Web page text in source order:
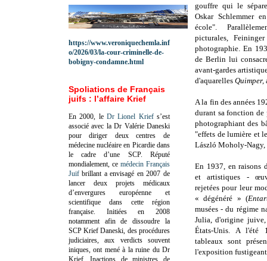
gouffre qui le
Oskar Schlemmer
école".
picturales,
photographie. En
de Berlin lui
avant-gardes
d'aquarelles Quimper,
A la fin des années
durant sa fonction de
photographiant des
"effets de lumière et
László Moholy-Nagy,
En 1937, en raisons
et artistiques -
rejetées pour leur
« dégénéré » (
musées - du régime
Julia, d'origine
États-Unis. A l'été
tableaux sont
l'exposition
https://www.veroniquechemla.inf
o/2026/03/la-cour-criminelle-de-
bobigny-condamne.html
Spoliations de Français
juifs : l’affaire Krief
En 2000, le Dr Lionel Kriefs’est
associé avec la Dr Valérie Daneski
pour diriger deux centres de
médecine nucléaire en Picardie dans
le cadre d’une SCP. Réputé
mondialement, ce médecin Français
Juif brillant a envisagé en 2007 de
lancer deux projets médicaux
d’envergures européenne et
scientifique dans cette région
française. Initiées en 2008
notamment afin de dissoudre la
SCP Krief Daneski, des procédures
judiciaires, aux verdicts souvent
iniques, ont mené à la ruine du Dr
Krief.Inactions de ministres de